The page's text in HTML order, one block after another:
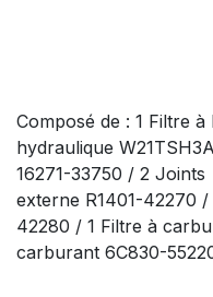
Composé de : 1 Filtre à
hydraulique
16271-33750 / 2
externe R1401-42270
42280 / 1 Filtre à
carburant 6C830-